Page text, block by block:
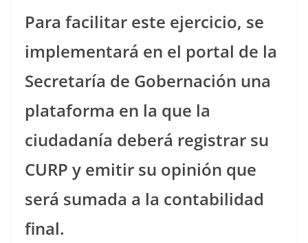
Para facilitar este ejercicio, se
implementará en el portal de la
Secretaría de Gobernación una
plataforma en la que la
ciudadanía deberá registrar su
CURP y emitir su opinión que
será sumada a la contabilidad
final.